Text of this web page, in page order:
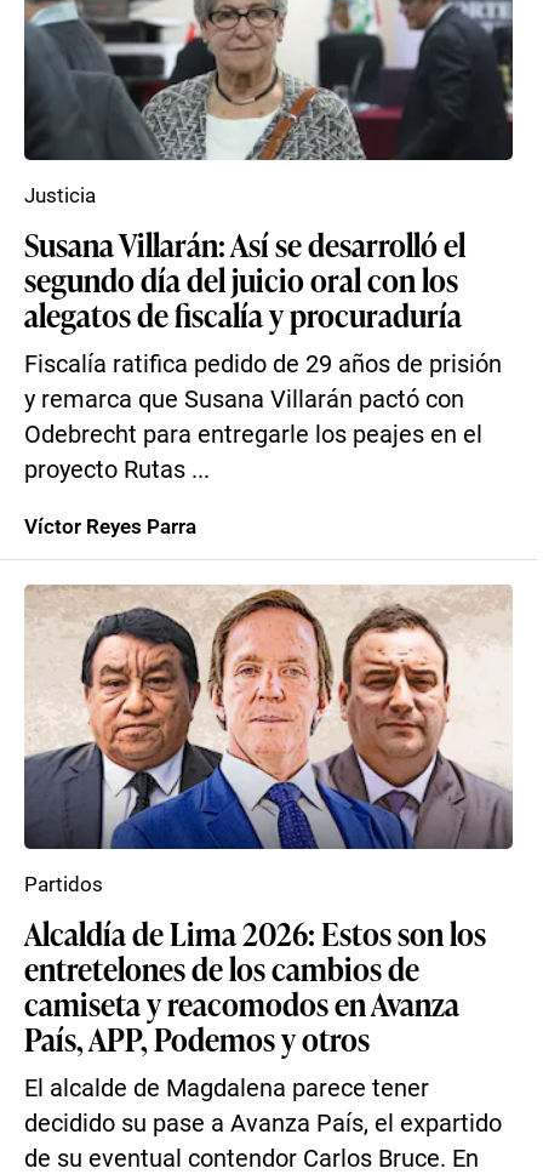
Susana Villarán: Así se desarrolló el
segundo día del juicio oral con los
alegatos de fiscalía y procuraduría
Fiscalía ratifica pedido de 29 años de prisión
y remarca que Susana Villarán pactó con
Odebrecht para entregarle los peajes en el
proyecto Rutas ...
Justicia
Víctor Reyes Parra
Alcaldía de Lima 2026: Estos son los
entretelones de los cambios de
camiseta y reacomodos en Avanza
País, APP, Podemos y otros
El alcalde de Magdalena parece tener
decidido su pase a Avanza País, el expartido
de su eventual contendor Carlos Bruce. En
Partidos